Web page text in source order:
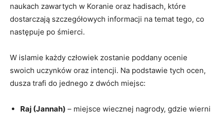
naukach zawartych w Koranie oraz hadisach, które
dostarczają⁤ szczegółowych informacji na temat ‌tego, co
następuje po śmierci.
W islamie każdy człowiek zostanie​ poddany ocenie
swoich uczynków oraz intencji. Na podstawie tych ocen,
dusza ​trafi do‍ jednego z dwóch miejsc:
Raj (Jannah) – miejsce wiecznej nagrody, gdzie wierni